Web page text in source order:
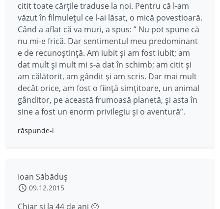
citit toate cărțile traduse la noi. Pentru că l-am
văzut în filmulețul ce l-ai lăsat, o mică povestioară.
Când a aflat că va muri, a spus: ” Nu pot spune că
nu mi-e frică. Dar sentimentul meu predominant
e de recunoştinţă. Am iubit şi am fost iubit; am
dat mult şi mult mi s-a dat în schimb; am citit şi
am călătorit, am gândit şi am scris. Dar mai mult
decât orice, am fost o fiinţă simţitoare, un animal
gânditor, pe această frumoasă planetă, şi asta în
sine a fost un enorm privilegiu şi o aventură”.
răspunde-i
Ioan Săbăduş
09.12.2015
Chiar si la 44 de ani 🙁